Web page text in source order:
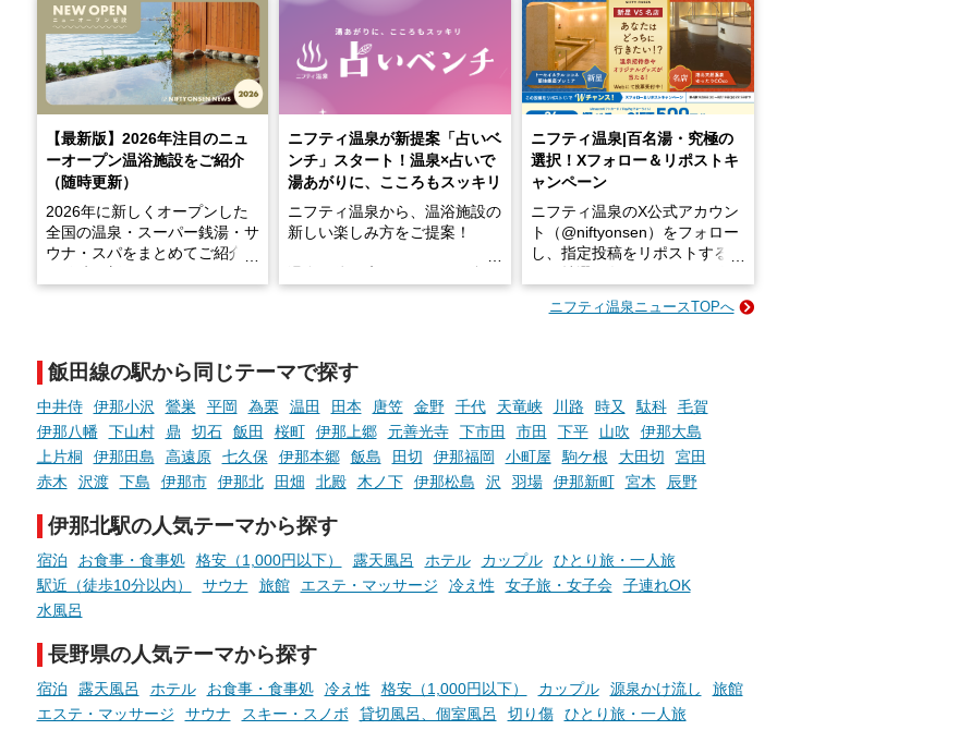
【最新版】2026年注目のニュ
ーオープン温浴施設をご紹介
（随時更新）
2026年に新しくオープンした
全国の温泉・スーパー銭湯・サ
ウナ・スパをまとめてご紹介！
います。
現地取材記事もあわせて紹介し
ていますので、気になる施設は
ぜひチェックして次のおでかけ
先の参考にしてみてください
ね。
ニフティ温泉が新提案「占いベ
ンチ」スタート！温泉×占いで
湯あがりに、こころもスッキリ
ニフティ温泉から、温浴施設の
新しい楽しみ方をご提案！
手相やタロットなど気軽に楽し
める占いで、“ととのう”おふろ
時間を、もっと特別に。
ニフティ温泉|百名湯・究極の
選択！Xフォロー＆リポストキ
ャンペーン
ニフティ温泉のX公式アカウン
ト（@niftyonsen）をフォロー
し、指定投稿をリポストする
GIFT500円分をプレゼントい
ニフティ温泉ニュースTOPへ
飯田線の駅から同じテーマで探す
中井侍 伊那小沢 鶯巣 平岡 為栗 温田 田本 唐笠 金野 千代 天竜峡 川路 時又 駄科
毛賀
伊那八幡
下山村 鼎 切石 飯田 桜町 伊那上郷 元善光寺 下市田 市田 下平 山吹
伊那大島
上片桐
伊那田島 高遠原 七久保 伊那本郷 飯島 田切 伊那福岡 小町屋 駒ケ根 大田切
宮田
赤木
沢渡 下島 伊那市 伊那北 田畑 北殿 木ノ下 伊那松島 沢 羽場 伊那新町 宮木 辰野
伊那北駅の人気テーマから探す
宿泊 お食事・食事処 格安（1,000円以下） 露天風呂 ホテル カップル
ひとり旅・一人旅
駅近（徒歩10分以内）
サウナ 旅館 エステ・マッサージ 冷え性 女子旅・女子会
子連れOK
水風呂
長野県の人気テーマから探す
宿泊 露天風呂 ホテル お食事・食事処 冷え性 格安（1,000円以下） カップル 源泉かけ流し
旅館
エステ・マッサージ
サウナ スキー・スノボ 貸切風呂、個室風呂 切り傷 ひとり旅・一人旅